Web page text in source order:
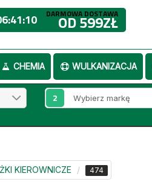
DARMOWA DOSTAWA
OD 599ZŁ
CHEMIA WULKANIZACJA
2
KIEROWNICZE 474